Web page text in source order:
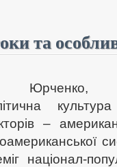
та
Юрченко,
–
націонал-